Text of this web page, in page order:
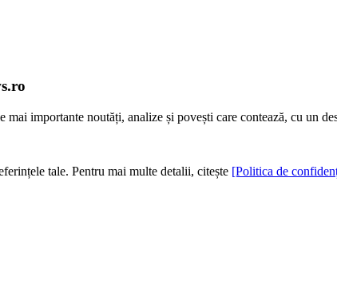
importante noutăți, analize și povești care contează, cu un
tale. Pentru mai multe detalii, citește [Politica de